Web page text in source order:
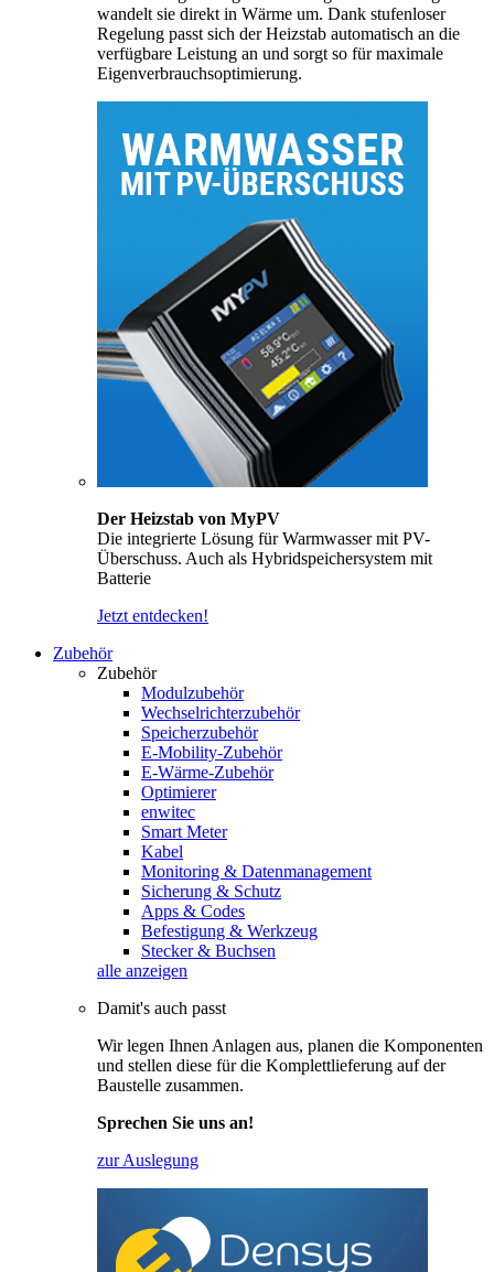
wandelt sie direkt in Wärme um. Dank stufenloser
Regelung passt sich der Heizstab automatisch an die
verfügbare Leistung an und sorgt so für maximale
Eigenverbrauchsoptimierung.
Der Heizstab von MyPV
Die integrierte Lösung für Warmwasser mit PV-
Überschuss. Auch als Hybridspeichersystem mit
Batterie
Jetzt entdecken!
Zubehör
Zubehör
Modulzubehör
Wechselrichterzubehör
Speicherzubehör
E-Mobility-Zubehör
E-Wärme-Zubehör
Optimierer
enwitec
Smart Meter
Kabel
Monitoring & Datenmanagement
Sicherung & Schutz
Apps & Codes
Befestigung & Werkzeug
Stecker & Buchsen
alle anzeigen
Damit's auch passt
Wir legen Ihnen Anlagen aus, planen die Komponenten
und stellen diese für die Komplettlieferung auf der
Baustelle zusammen.
Sprechen Sie uns an!
zur Auslegung